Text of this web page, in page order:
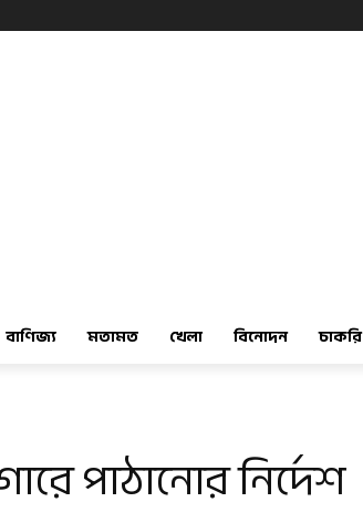
বাণিজ্য মতামত খেলা বিনোদন চাকরি
পাঠানোর নির্দেশ